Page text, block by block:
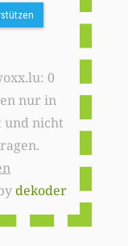
0
nur in
und nicht
dekoder